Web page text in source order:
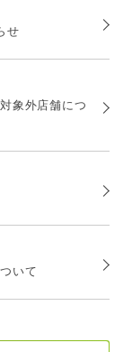
せ
象外店舗につ
いて